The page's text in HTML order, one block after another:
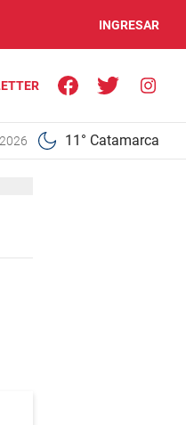
INGRESAR
11° Catamarca